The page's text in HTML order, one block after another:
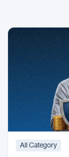
All Category